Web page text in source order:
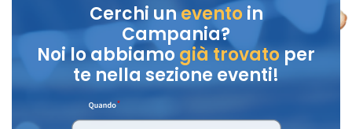
Cerchi unevento in
Campania?
Noi lo abbiamo già trovatoper
te nella sezione eventi!